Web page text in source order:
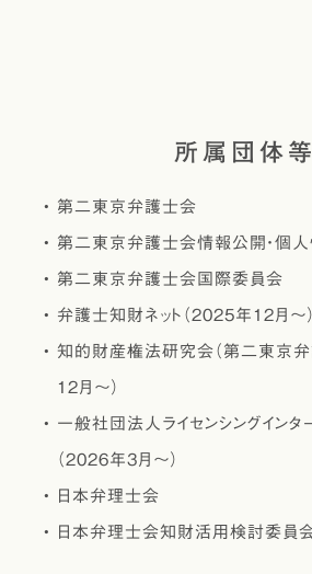
所属団体等
第二東京弁護士会
第二東京弁護士会情報公開・個
第二東京弁護士会国際委員会
弁護士知財ネット（2025年12月～）
知的財産権法研究会（第二東京弁
12月～）
一般社団法人ライセンシングインタ
（2026年3月～）
日本弁理士会
日本弁理士会知財活用検討委員